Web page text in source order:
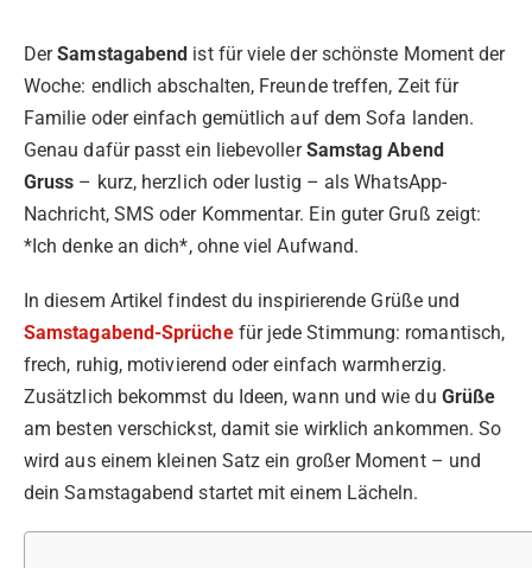
DerSamstagabend ist für viele der schönste Moment der
Woche: endlich abschalten, Freunde treffen, Zeit für
Familie oder einfach gemütlich auf dem Sofa landen.
Genau dafür passt ein liebevollerSamstag Abend
Gruss – kurz, herzlich oder lustig – als WhatsApp-
Nachricht, SMS oder Kommentar. Ein guter Gruß zeigt:
*Ich denke an dich*, ohne viel Aufwand.
In diesem Artikel findest du inspirierende Grüße und
Samstagabend-Sprüchefür jede Stimmung: romantisch,
frech, ruhig, motivierend oder einfach warmherzig.
Zusätzlich bekommst du Ideen, wann und wie du Grüße
am besten verschickst, damit sie wirklich ankommen. So
wird aus einem kleinen Satz ein großer Moment – und
dein Samstagabend startet mit einem Lächeln.